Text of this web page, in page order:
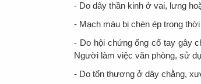
- Do dây thần kinh ở vai, lưng
- Mạch máu bị chèn ép trong
- Do hội chứng ống cổ tay gây
Người làm việc văn phòng, sử
- Do tổn thương ở dây chằng,